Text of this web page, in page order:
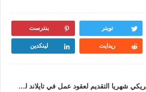
تويتر بنترست
ريدايت لينكدين
براتب 2950 دولار أمريكي شهريا التقديم لعقود عمل في تايلاند لمدة سنتين